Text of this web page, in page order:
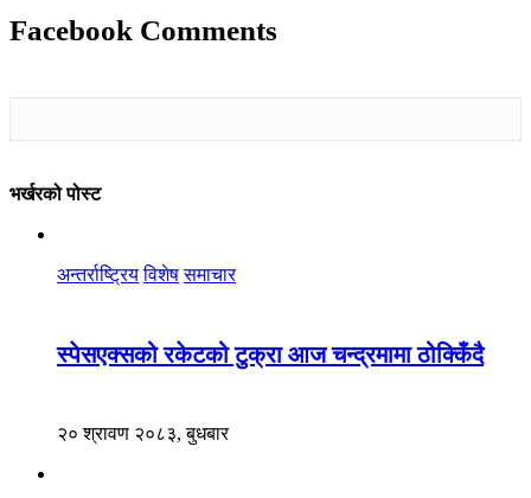
Facebook Comments
भर्खरको पोस्ट
अन्तर्राष्ट्रिय विशेष समाचार
स्पेसएक्सको रकेटको टुक्रा आज चन्द्रमामा ठोक्किँदै
२० श्रावण २०८३, बुधबार